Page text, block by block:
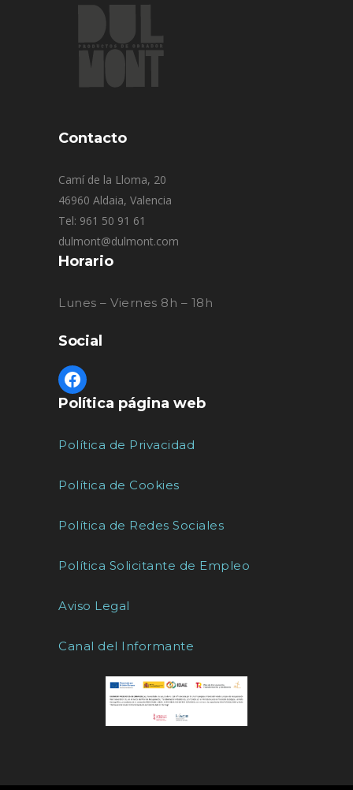
Contacto
Camí de la Lloma, 20
46960 Aldaia, Valencia
Tel: 961 50 91 61
dulmont@dulmont.com
Horario
Lunes – Viernes 8h – 18h
Social
Política página web
Política de Privacidad
Política de Cookies
Política de Redes Sociales
Política Solicitante de Empleo
Aviso Legal
Canal del Informante